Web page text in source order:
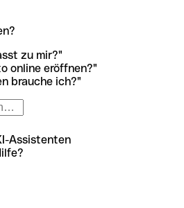
zu mir?"
online eröffnen?"
brauche ich?"
Assistenten